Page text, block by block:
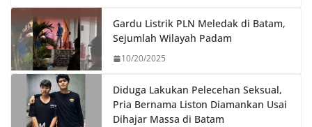
Gardu Listrik PLN Meledak di Batam,
Sejumlah Wilayah Padam
10/20/2025
Diduga Lakukan Pelecehan Seksual,
Pria Bernama Liston Diamankan Usai
Dihajar Massa di Batam